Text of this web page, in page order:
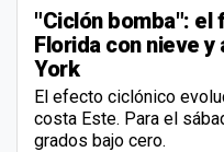
"Ciclón bomba": el
Florida con nieve y
York
El efecto ciclónico
costa Este. Para el
grados bajo cero.